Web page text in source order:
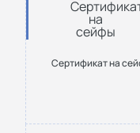
Сертификат на